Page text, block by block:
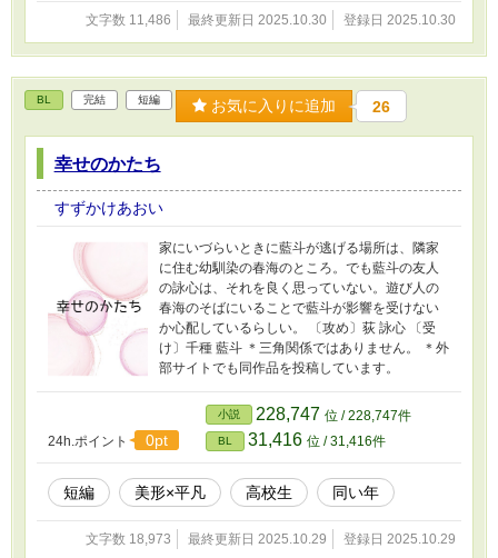
文字数 11,486 最終更新日 2025.10.30 登録日 2025.10.30
BL 完結 短編 お気に入りに追加 26
幸せのかたち
すずかけあおい
家にいづらいときに藍斗が逃げる場所は、隣家
に住む幼馴染の春海のところ。でも藍斗の友人
の詠心は、それを良く思っていない。遊び人の
春海のそばにいることで藍斗が影響を受けない
か心配しているらしい。 〔攻め〕荻 詠心 〔受
け〕千種 藍斗 ＊三角関係ではありません。 ＊外
部サイトでも同作品を投稿しています。
24h.ポイント 0pt
小説 228,747 位 / 228,747件
BL 31,416 位 / 31,416件
短編 美形×平凡 高校生 同い年
文字数 18,973 最終更新日 2025.10.29 登録日 2025.10.29